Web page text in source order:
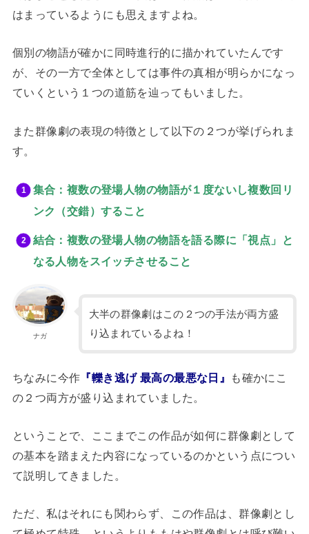
はまっているようにも思えますよね。
個別の物語が確かに同時進行的に描かれていたんです
が、その一方で全体としては事件の真相が明らかになっ
ていくという１つの道筋を辿ってもいました。
また群像劇の表現の特徴として以下の２つが挙げられま
す。
集合：複数の登場人物の物語が１度ないし複数回リ
ンク（交錯）すること
結合：複数の登場人物の物語を語る際に「視点」と
なる人物をスイッチさせること
ナガ
大半の群像劇はこの２つの手法が両方盛
り込まれているよね！
ちなみに今作 『轢き逃げ 最高の最悪な日』
も確かにこ
の２つ両方が盛り込まれていました。
ということで、ここまでこの作品が如何に群像劇として
の基本を踏まえた内容になっているのかという点につい
て説明してきました。
ただ、私はそれにも関わらず、この作品は、群像劇とし